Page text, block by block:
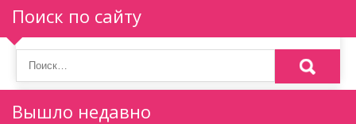
Поиск по сайту
Вышло недавно